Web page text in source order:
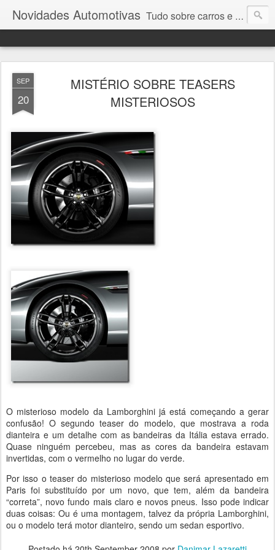
Novidades Automotivas Tudo sobre carros e motores
SEP
20
MISTÉRIO SOBRE TEASERS
MISTERIOSOS
O misterioso modelo da Lamborghini já está começando a gerar
confusão! O segundo teaser do modelo, que mostrava a roda
dianteira e um detalhe com as bandeiras da Itália estava errado.
Quase ninguém percebeu, mas as cores da bandeira estavam
invertidas, com o vermelho no lugar do verde.
Por isso o teaser do misterioso modelo que será apresentado em
Paris foi substituído por um novo, que tem, além da bandeira
“correta”, novo fundo mais claro e novos pneus. Isso pode indicar
duas coisas: Ou é uma montagem, talvez da própria Lamborghini,
ou o modelo terá motor dianteiro, sendo um sedan esportivo.